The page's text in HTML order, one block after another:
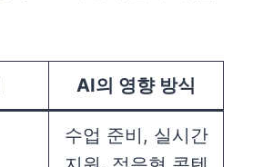
AI의 영향 방식
수업 준비, 실시간